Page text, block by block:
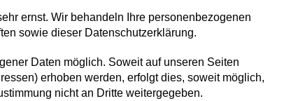
ernst. Wir behandeln Ihre personenbezogenen
sowie dieser Datenschutzerklärung.
Daten möglich. Soweit auf unseren Seiten
erhoben werden, erfolgt dies, soweit möglich,
nicht an Dritte weitergegeben.